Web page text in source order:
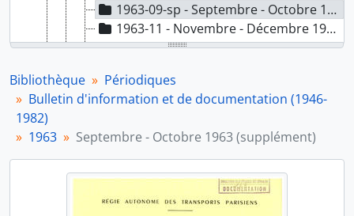
1963-09-sp - Septembre - Octobre 1963 (supplément)
1963-11 - Novembre - Décembre 1963
1963-11-sp - Novembre - Décembre 1963 (supplément)
1965
1966
1968
1969
1970
1971
Bibliothèque
Périodiques
Bulletin d'information et de documentation (1946-
1982)
1963
Septembre - Octobre 1963 (supplément)